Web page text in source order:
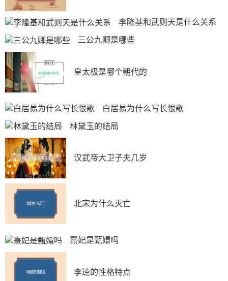
西安事变、七七事变、皖南事变、七一五事变、四一
二事变、一二八事变、八一三事变。
西安事变，又称“双十二事变”。1936年12月12日张学
定国策，停止内战，一致抗日的目的，在西安发动“兵
谏”。1936年12月25日，在中共中央和周恩来主导下，以
蒋介石接受“停止内战，联共抗日”的主张而和平解决。
西安事变的和平解决为抗日民族统一战线的建立准备
了必要的前提，成为由国内战争走向抗日民族战争的转折
点。
李隆基和武则天是什么关系
三公九卿是哪些
皇太极是哪个朝代的
白居易为什么写长恨歌
林黛玉的结局
汉武帝大卫子夫几岁
北宋为什么灭亡
熹妃是甄嬛吗
李逵的性格特点